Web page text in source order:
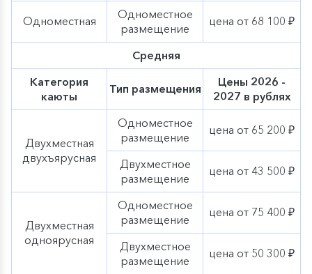
Петра Ильича Чайковского. Известен музыкальным
наследием и природными красотами, включая
памятник композитору и музыкальный колледж,
готовящий талантливых музыкантов. Город активно
развивает культуру, проводя фестивали и концерты.
Чайковский сочетает музыку, природу и дружелюбную
атмосферу, делая его уникальным местом для отдыха
и вдохновения.
Одноместная
Одноместное
размещение
цена от 68 100 ₽
Средняя
Категория
каюты
Тип размещения
Цены 2026 -
2027 в рублях
Двухместная
двухъярусная
Одноместное
размещение
цена от 65 200 ₽
Двухместное
размещение
цена от 43 500 ₽
Двухместная
одноярусная
Одноместное
размещение
цена от 75 400 ₽
Двухместное
размещение
цена от 50 300 ₽